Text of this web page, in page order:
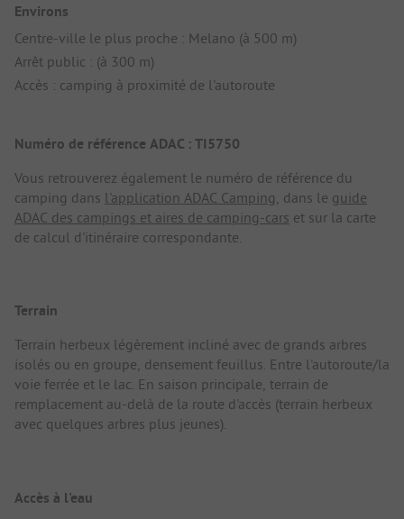
Environs
Centre-ville le plus proche : Melano (à 500 m)
Arrêt public : (à 300 m)
Accès : camping à proximité de l'autoroute
Numéro de référence ADAC : TI5750
Vous retrouverez également le numéro de référence du
camping dans l'application ADAC Camping, dans le guide
ADAC des campings et aires de camping-cars et sur la carte
de calcul d'itinéraire correspondante.
Terrain
Terrain herbeux légèrement incliné avec de grands arbres
isolés ou en groupe, densement feuillus. Entre l'autoroute/la
voie ferrée et le lac. En saison principale, terrain de
remplacement au-delà de la route d'accès (terrain herbeux
avec quelques arbres plus jeunes).
Accès à l'eau